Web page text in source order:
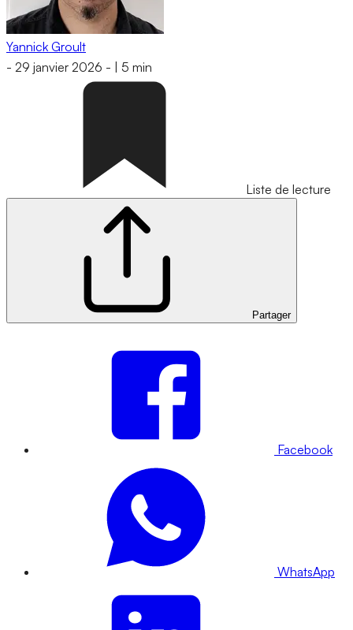
Yannick Groult
- 29 janvier 2026 - 5 min
Liste de lecture
Partager
Facebook
WhatsApp